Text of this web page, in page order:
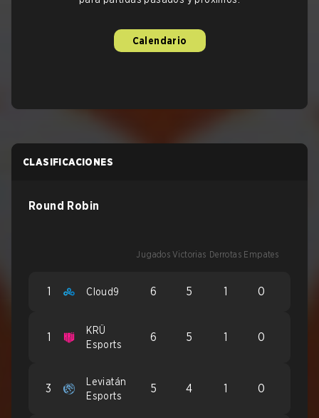
Calendario
CLASIFICACIONES
Round Robin
Jugados Victorias Derrotas Empates
1 Cloud9 6 5 1 0
1
KRÜ
Esports
6 5 1 0
3
Leviatán
Esports
5 4 1 0